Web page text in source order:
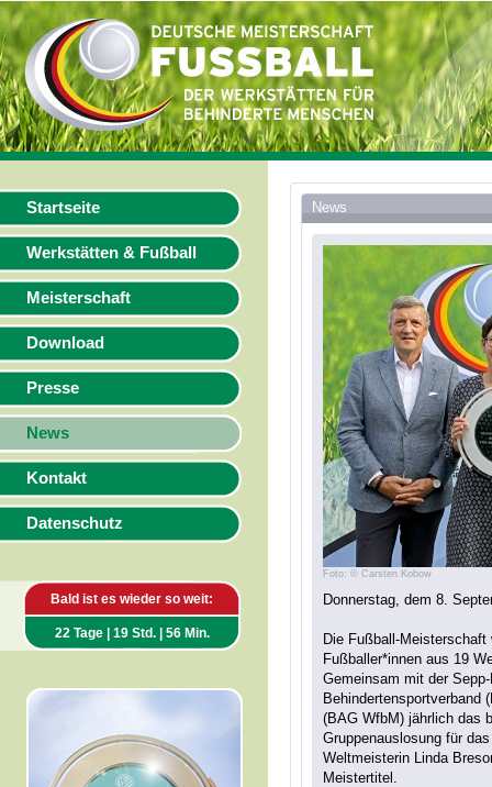
Startseite
Werkstätten & Fußball
Meisterschaft
Download
Presse
News
Kontakt
Datenschutz
Bald ist es wieder so weit:
22 Tage | 19 Std. | 56 Min.
News
Foto: © Carsten Kobow
Donnerstag, dem 8.
Die Fußball-
Fußballer*innen aus 19
Gemeinsam mit der
Behindertensportverband
(BAG WfbM) jährlich das
Gruppenauslosung für
Weltmeisterin Linda
Meistertitel.